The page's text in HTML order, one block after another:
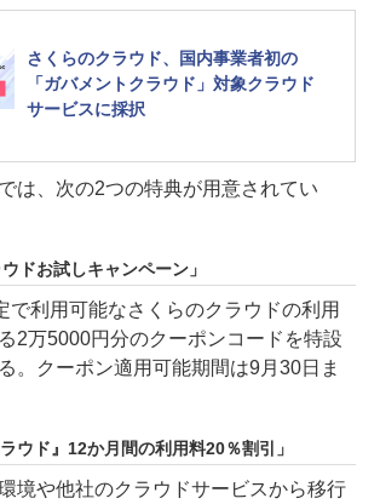
さくらのクラウド、国内事業者初の
「ガバメントクラウド」対象クラウド
サービスに採択
は、次の2つの特典が用意されてい
ドお試しキャンペーン」
利用可能なさくらのクラウドの利用
2万5000円分のクーポンコードを特設
。クーポン適用可能期間は9月30日ま
ウド』12か月間の利用料20％割引」
境や他社のクラウドサービスから移行